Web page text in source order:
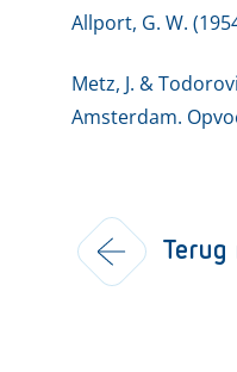
Allport, G. W.
Metz, J. &
Amsterdam.
Terug